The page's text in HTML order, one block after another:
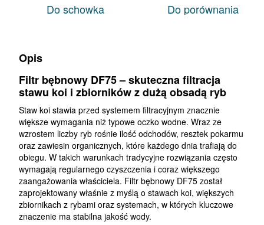
Do schowka Do porównania
Opis
Filtr bębnowy DF75 – skuteczna filtracja
stawu koi i zbiorników z dużą obsadą ryb
Staw koi stawia przed systemem filtracyjnym znacznie
większe wymagania niż typowe oczko wodne. Wraz ze
wzrostem liczby ryb rośnie ilość odchodów, resztek pokarmu
oraz zawiesin organicznych, które każdego dnia trafiają do
obiegu. W takich warunkach tradycyjne rozwiązania często
wymagają regularnego czyszczenia i coraz większego
zaangażowania właściciela. Filtr bębnowy DF75 został
zaprojektowany właśnie z myślą o stawach koi, większych
zbiornikach z rybami oraz systemach, w których kluczowe
znaczenie ma stabilna jakość wody.